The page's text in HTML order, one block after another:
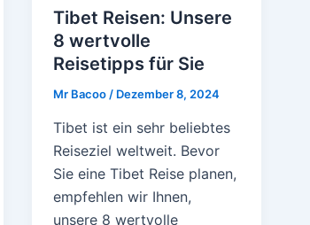
Tibet Reisen: Unsere
8 wertvolle
Reisetipps für Sie
Mr Bacoo / Dezember 8, 2024
Tibet ist ein sehr beliebtes
Reiseziel weltweit. Bevor
Sie eine Tibet Reise planen,
empfehlen wir Ihnen,
unsere 8 wertvolle